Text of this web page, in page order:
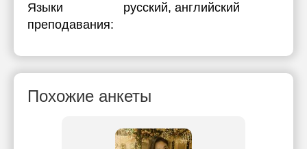
Языки
преподавания:
русский, английский
Похожие анкеты